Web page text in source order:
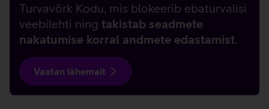
Turvavõrk Kodu, mis blokeerib ebaturvalisi
veebilehti ning takistab seadmete
nakatumise korral andmete edastamist.
Vaatan lähemalt